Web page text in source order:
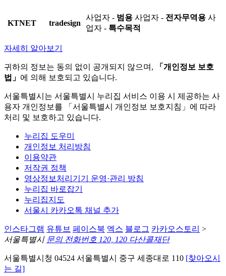
KTNET tradesign
사업자 - 범용 사업자 - 전자무역용 사
업자 - 특수목적
자세히 알아보기
귀하의 정보는 동의 없이 공개되지 않으며,
「개인정보 보호
법」 에 의해 보호되고 있습니다.
서울특별시는 서울특별시 누리집 서비스 이용 시 제공하는 사
용자 개인정보를 「서울특별시 개인정보 보호지침」에 따라
처리 및 보호하고 있습니다.
누리집 도우미
개인정보 처리방침
이용약관
저작권 정책
영상정보처리기기 운영·관리 방침
누리집 바로잡기
누리집지도
서울시 카카오톡 채널 추가
인스타그램 유튜브 페이스북 엑스 블로그 카카오스토리 >
서울특별시 문의 전화번호 120, 120 다산콜재단
서울특별시청 04524 서울특별시 중구 세종대로 110 [찾아오시
는 길]